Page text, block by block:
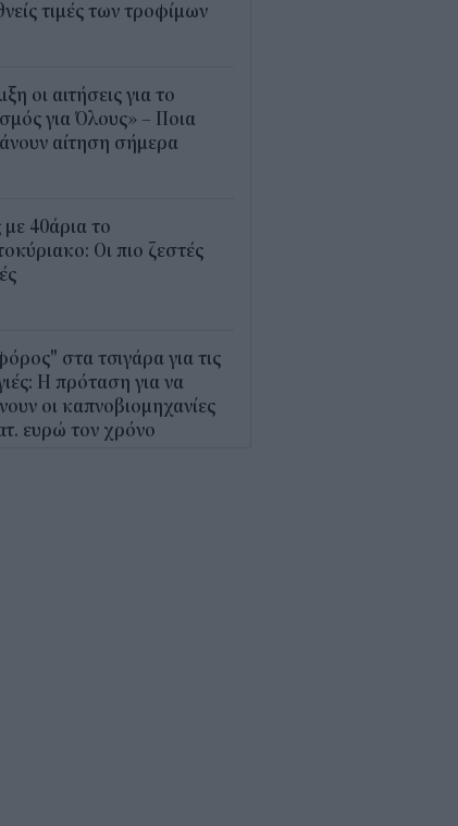
τιμές των τροφίμων
οι αιτήσεις για το
για Όλους» – Ποια
αίτηση σήμερα
με 40άρια το
Οι πιο ζεστές
στα τσιγάρα για τις
Η πρόταση για να
οι καπνοβιομηχανίες
ευρώ τον χρόνο